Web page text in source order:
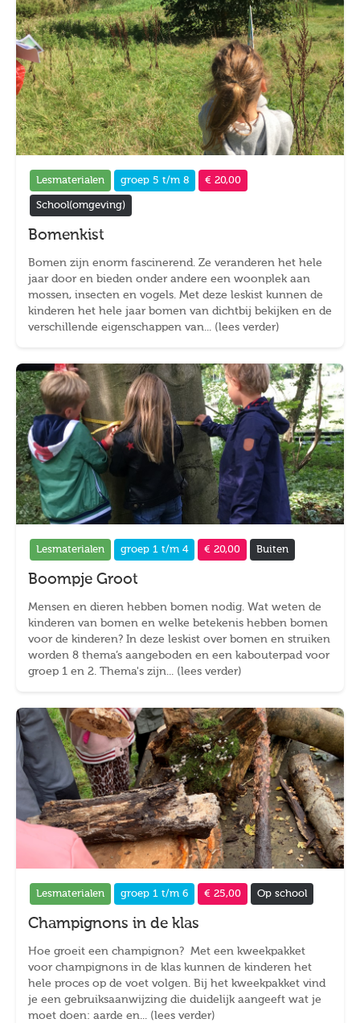
Lesmaterialen groep 5 t/m 8 € 20,00
School(omgeving)
Bomenkist
Bomen zijn enorm fascinerend. Ze veranderen het hele
jaar door en bieden onder andere een woonplek aan
mossen, insecten en vogels. Met deze leskist kunnen de
kinderen het hele jaar bomen van dichtbij bekijken en de
verschillende eigenschappen van... (lees verder)
Lesmaterialen groep 1 t/m 4 € 20,00 Buiten
Boompje Groot
Mensen en dieren hebben bomen nodig. Wat weten de
kinderen van bomen en welke betekenis hebben bomen
voor de kinderen? In deze leskist over bomen en struiken
worden 8 thema’s aangeboden en een kabouterpad voor
groep 1 en 2. Thema's zijn... (lees verder)
Lesmaterialen groep 1 t/m 6 € 25,00 Op school
Champignons in de klas
Hoe groeit een champignon? Met een kweekpakket
voor champignons in de klas kunnen de kinderen het
hele proces op de voet volgen. Bij het kweekpakket vind
je een gebruiksaanwijzing die duidelijk aangeeft wat je
moet doen: aarde en... (lees verder)